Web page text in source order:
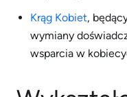
Krąg Kobiet,
wymiany
wsparcia w